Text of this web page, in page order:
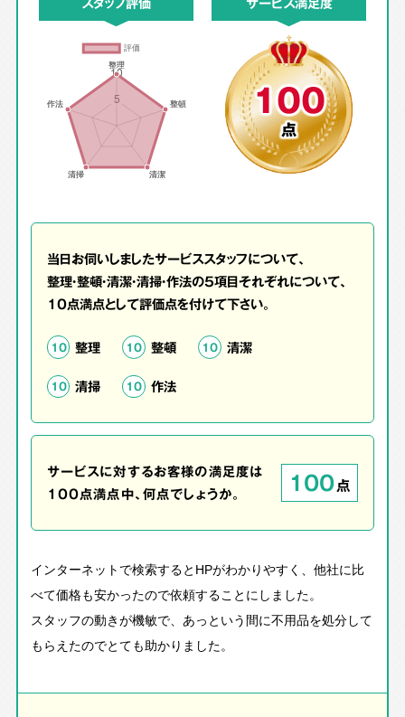
100
点
当日お伺いしましたサービススタッフについて、
整理・整頓・清潔・清掃・作法の5項目それぞれについて、
10点満点として評価点を付けて下さい。
10 整理 10 整頓 10 清潔
10 清掃 10 作法
サービスに対するお客様の満足度は
100点満点中、何点でしょうか。
100点
インターネットで検索するとHPがわかりやすく、他社に比
べて価格も安かったので依頼することにしました。
スタッフの動きが機敏で、あっという間に不用品を処分して
もらえたのでとても助かりました。